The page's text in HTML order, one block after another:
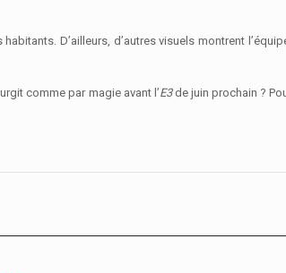
D’ailleurs, d’autres visuels montrent
comme par magie avant l’E3de juin prochain ?